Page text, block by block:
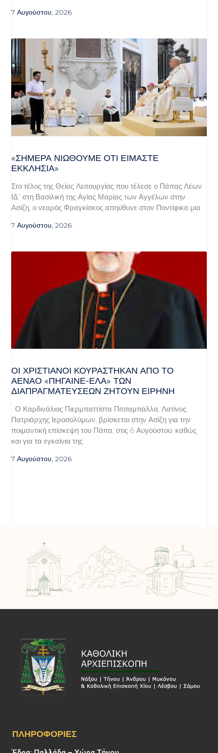
7 Αυγούστου, 2026
«ΣΉΜΕΡΑ ΝΙΏΘΟΥΜΕ ΌΤΙ ΕΊΜΑΣΤΕ
ΕΚΚΛΗΣΊΑ»
Στο τέλος της Θείας Λειτουργίας που τέλεσε ο Πάπας Λέων
ΙΔ΄ στη Βασιλική της Αγίας Μαρίας των Αγγέλων στην
Ασίζη, ο νεαρός Φραγκίσκος απηύθυνε στον Ποντίφικα μια
7 Αυγούστου, 2026
ΟΙ ΧΡΙΣΤΙΑΝΟΊ ΚΟΥΡΆΣΤΗΚΑΝ ΑΠΌ ΤΟ
ΑΈΝΑΟ «ΠΉΓΑΙΝΕ-ΈΛΑ» ΤΩΝ
ΔΙΑΠΡΑΓΜΑΤΕΎΣΕΩΝ ΖΗΤΟΎΝ ΕΙΡΉΝΗ
Ο Καρδινάλιος Πιερμπαττίστα Πιτσαμπάλλα, Λατίνος
Πατριάρχης Ιεροσολύμων, βρίσκεται στην Ασίζη για την
ποιμαντική επίσκεψη του Πάπα, στις 6 Αυγούστου, καθώς
και για τα εγκαίνια της
7 Αυγούστου, 2026
ΠΛΗΡΟΦΟΡΊΕΣ